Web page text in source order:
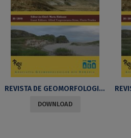
REVISTA DE GEOMORFOLOGIE VOL. 21/2019
DOWNLOAD